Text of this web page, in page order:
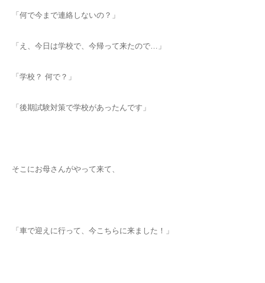
「何で今まで連絡しないの？」
「え、今日は学校で、今帰って来たので…」
「学校？ 何で？」
「後期試験対策で学校があったんです」
そこにお母さんがやって来て、
「車で迎えに行って、今こちらに来ました！」